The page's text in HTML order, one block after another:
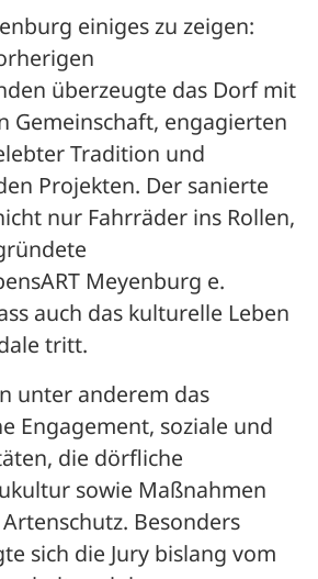
einiges zu zeigen:
überzeugte das Dorf mit
Gemeinschaft, engagierten
Tradition und
Projekten. Der sanierte
nur Fahrräder ins Rollen,
Meyenburg e.
auch das kulturelle Leben
tritt.
unter anderem das
Engagement, soziale und
die dörfliche
sowie Maßnahmen
Besonders
sich die Jury bislang vom